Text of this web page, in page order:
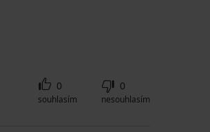
0
souhlasím
0
nesouhlasím